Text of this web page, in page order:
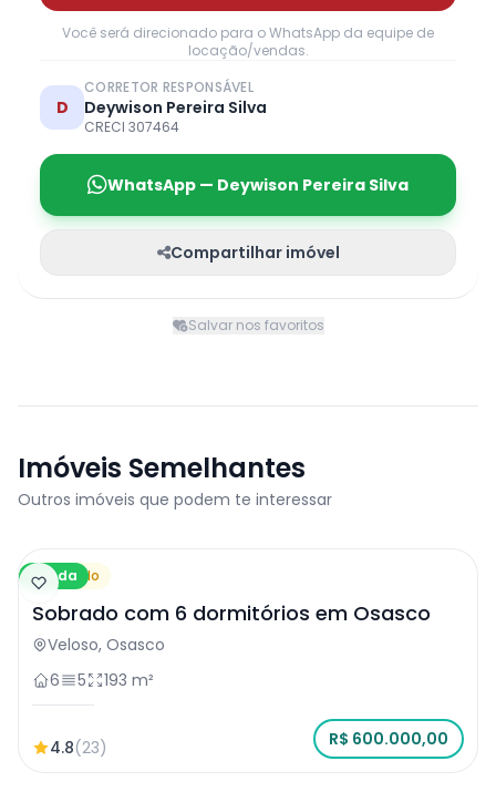
Você será direcionado para o WhatsApp da equipe de
locação/vendas.
D
CORRETOR RESPONSÁVEL
Deywison Pereira Silva
CRECI 307464
WhatsApp — Deywison Pereira Silva
Compartilhar imóvel
Salvar nos favoritos
Imóveis Semelhantes
Outros imóveis que podem te interessar
Venda
Sobrado
Sobrado com 6 dormitórios em Osasco
Veloso, Osasco
6
5 193 m²
4.8(23) R$ 600.000,00